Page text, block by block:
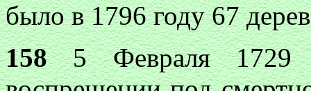
было в 1796 году 67
1585 Февраля 1729